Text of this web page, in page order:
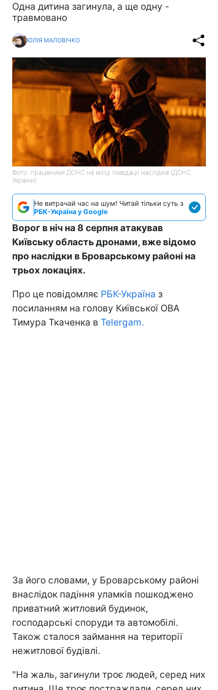
Одна дитина загинула, а ще одну -
травмовано
ЮЛІЯ МАЛОВІЧКО
Фото: працівники ДСНС на місці ліквідації наслідків (ДСНС
України)
Не витрачай час на шум! Читай тільки суть з
РБК-Україна у Google
Ворог в ніч на 8 серпня атакував
Київську область дронами, вже відомо
про наслідки в Броварському районі на
трьох локаціях.
Про це повідомляє РБК-Україна з
посиланням на голову Київської ОВА
Тимура Ткаченка в Telergam.
За його словами, у Броварському районі
внаслідок падіння уламків пошкоджено
приватний житловий будинок,
господарські споруди та автомобілі.
Також сталося займання на території
нежитлової будівлі.
"На жаль, загинули троє людей, серед них